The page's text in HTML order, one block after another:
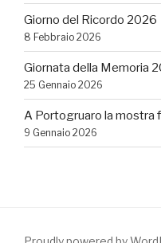
Giorno del Ricordo 2026
8 Febbraio 2026
Giornata della Memoria
25 Gennaio 2026
A Portogruaro la mostra
9 Gennaio 2026